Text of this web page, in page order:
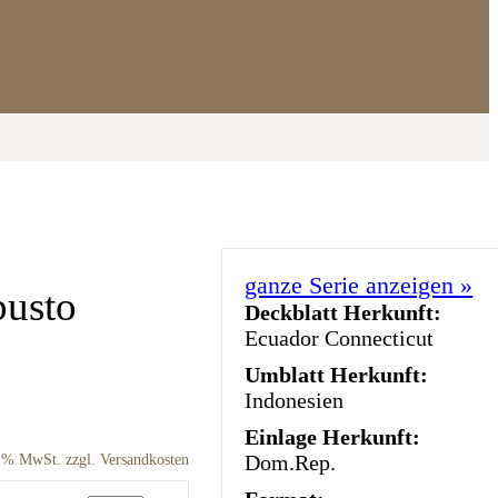
MwSt. zzgl. Versandkosten
ganze Serie anzeigen »
Deckblatt Herkunft:
Ecuador Connecticut
Umblatt Herkunft:
Indonesien
Einlage Herkunft:
Dom.Rep.